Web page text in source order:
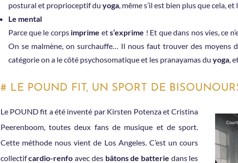
postural et proprioceptif du yoga, même s’il est bien plus que cela, et
Le mental
Parce que le corps imprime ets’exprime ! Et que dans nos vies, ce
On se malmène, on surchauffe… Il nous faut trouver des moyens
catégorie on a le côté psychosomatique et les pranayamas du yoga,
# LE POUND FIT, UN SPORT DE
Le POUND fit a été inventé par Kirsten Potenza et Cristina
Peerenboom, toutes deux fans de musique et de sport.
Cette méthode nous vient de Los Angeles. C’est un cours
collectifcardio-renfo avec des bâtons de batterie dans les